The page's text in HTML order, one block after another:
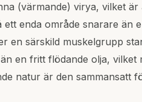
(värmande) virya, vilket är
enda område snarare än
en särskild muskelgrupp
en fritt flödande olja, vilket
natur är den sammansatt